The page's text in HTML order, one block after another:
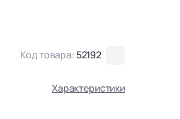
Код товара: 52192
Характеристики